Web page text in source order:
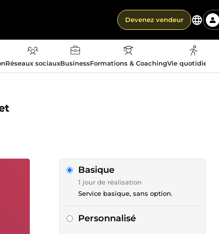
Devenez vendeur
Réseaux sociauxBusinessFormations & CoachingVie
Basique
1 jour de réalisation
Service basique, sans option.
Personnalisé